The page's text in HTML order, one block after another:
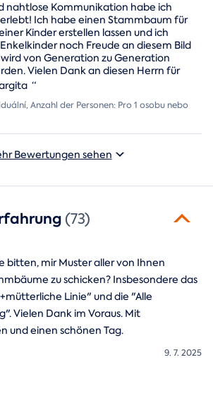
nahtlose Kommunikation habe ich
Ich habe einen Stammbaum für
Kinder erstellen lassen und ich
noch Freude an diesem Bild
von Generation zu Generation
Vielen Dank an diesen Herrn für
“
Anzahl der Personen: Pro 1 osobu nebo
Bewertungen sehen
(73)
bitten, mir Muster aller von Ihnen
zu schicken? Insbesondere das
Linie" und die "Alle
Vielen Dank im Voraus. Mit
und einen schönen Tag.
9. 7. 2025